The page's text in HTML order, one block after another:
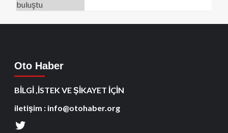
Oto Haber
BİLGİ ,İSTEK VE ŞİKAYET İÇİN
iletişim : info@otohaber.org